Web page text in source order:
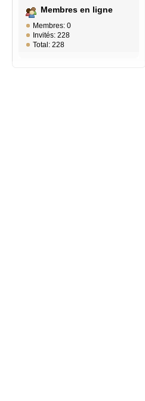
Membres en ligne
Membres: 0
Invités: 228
Total: 228